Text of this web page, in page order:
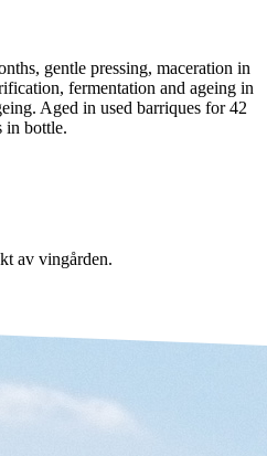
gentle pressing, maceration in
fermentation and ageing in
Aged in used barriques for 42
in bottle.
av vingården.